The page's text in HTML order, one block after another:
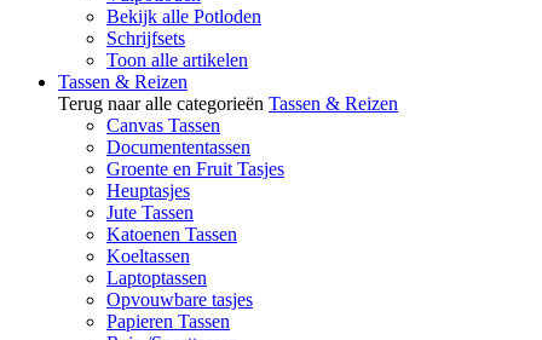
Bekijk alle Potloden
Schrijfsets
Toon alle artikelen
Tassen & Reizen
Terug naar alle categorieën Tassen & Reizen
Canvas Tassen
Documententassen
Groente en Fruit Tasjes
Heuptasjes
Jute Tassen
Katoenen Tassen
Koeltassen
Laptoptassen
Opvouwbare tasjes
Papieren Tassen